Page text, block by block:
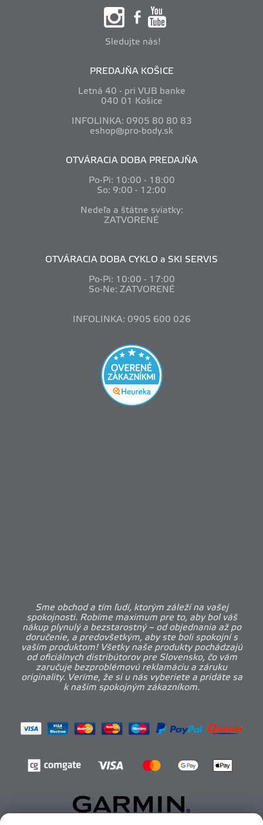
Sledujte nás!
PREDAJŇA KOŠICE
Letná 40 - pri VUB banke
040 01 Košice
INFOLINKA: 0905 80 80 83
eshop@pro-body.sk
OTVÁRACIA DOBA PREDAJŇA
Po-Pi: 10:00 - 18:00
So: 9:00 - 12:00
Nedeľa a štátne sviatky:
ZATVORENÉ
OTVÁRACIA DOBA CYKLO a SKI SERVIS
Po-Pi: 10:00 - 17:00
So-Ne: ZATVORENÉ
INFOLINKA: 0905 600 026
Sme obchod a tím ľudí, ktorým záleží na vašej
spokojnosti. Robíme maximum pre to, aby bol váš
nákup plynulý a bezstarostný – od objednania až po
doručenie, a predovšetkým, aby ste boli spokojní s
vaším produktom! Všetky naše produkty pochádzajú
od oficiálnych distribútorov pre Slovensko, čo vám
zaručuje bezproblémovú reklamáciu a záruku
originality. Veríme, že si u nás vyberiete a pridáte sa
k našim spokojným zákazníkom.